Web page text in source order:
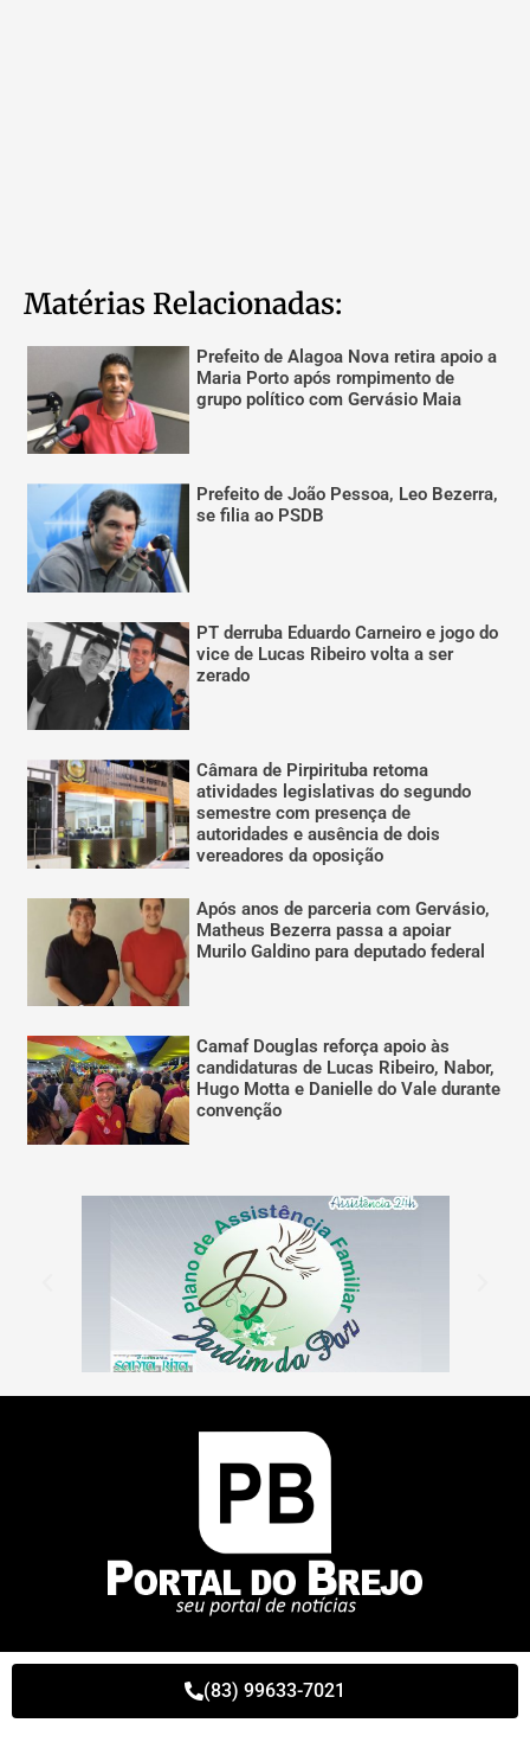
Matérias Relacionadas:
Prefeito de Alagoa Nova retira apoio a
Maria Porto após rompimento de
grupo político com Gervásio Maia
Prefeito de João Pessoa, Leo Bezerra,
se filia ao PSDB
PT derruba Eduardo Carneiro e jogo do
vice de Lucas Ribeiro volta a ser
zerado
Câmara de Pirpirituba retoma
atividades legislativas do segundo
semestre com presença de
autoridades e ausência de dois
vereadores da oposição
Após anos de parceria com Gervásio,
Matheus Bezerra passa a apoiar
Murilo Galdino para deputado federal
Camaf Douglas reforça apoio às
candidaturas de Lucas Ribeiro, Nabor,
Hugo Motta e Danielle do Vale durante
convenção
(83) 99633-7021